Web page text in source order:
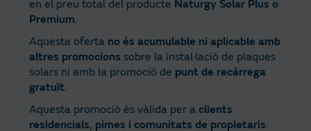
Adreça de subministrament.
CIE.
Pots contractar a través del telèfon gratuït 9
165 625
qualsevol de les nostres botigues (
aquí
la botiga que tens més a prop).
forma part dels avantatges de tenir contractada
en el preu total del producte Naturgy Solar Plus o
Premium.
Aquesta oferta no és acumulable ni aplicable amb
altres promocions sobre la instal·lació de plaques
solars ni amb la promoció de punt de recàrrega
gratuït.
Aquesta promoció és vàlida per a clients
residencials, pimes i comunitats de propietaris.